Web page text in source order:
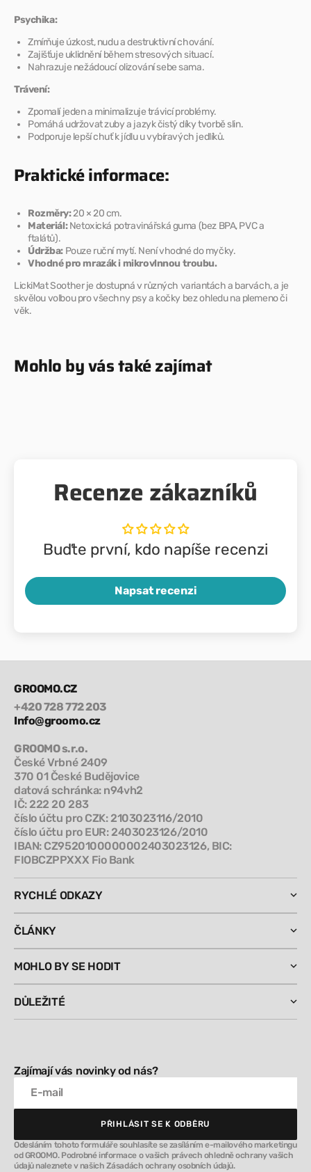
Psychika:
Zmírňuje úzkost, nudu a destruktivní chování.
Zajišťuje uklidnění během stresových situací.
Nahrazuje nežádoucí olizování sebe sama.
Trávení:
Zpomalí jeden a minimalizuje trávicí problémy.
Pomáhá udržovat zuby a jazyk čistý díky tvorbě slin.
Podporuje lepší chuť k jídlu u vybíravých jedlíků.
Praktické informace:
Rozměry:20 × 20 cm.
Materiál:Netoxická potravinářská guma (bez BPA, PVC a
ftalátů).
Údržba: Pouze ruční mytí. Není vhodné do myčky.
Vhodné pro mrazák i mikrovlnnou troubu.
LickiMat Soother je dostupná v různých variantách a barvách, a je
skvělou volbou pro všechny psy a kočky bez ohledu na plemeno či
věk.
Mohlo by vás také zajímat
Recenze zákazníků
Buďte první, kdo napíše recenzi
Napsat recenzi
GROOMO.CZ
+420 728 772 203
Info@groomo.cz
GROOMO s.r.o.
České Vrbné 2409
370 01 České Budějovice
datová schránka: n94vh2
IČ: 222 20 283
číslo účtu pro CZK: 2103023116/2010
číslo účtu pro EUR: 2403023126/2010
IBAN: CZ9520100000002403023126, BIC:
FIOBCZPPXXX Fio Bank
RYCHLÉ ODKAZY
ČLÁNKY
MOHLO BY SE HODIT
DŮLEŽITÉ
Zajímají vás novinky od nás?
E-mail
PŘIHLÁSIT SE K ODBĚRU
PŘIHLÁSIT SE K ODBĚRU
Odesláním tohoto formuláře souhlasíte se zasíláním e-mailového marketingu
od GROOMO. Podrobné informace o vašich právech ohledně ochrany vašich
údajů naleznete v našich Zásadách ochrany osobních údajů.